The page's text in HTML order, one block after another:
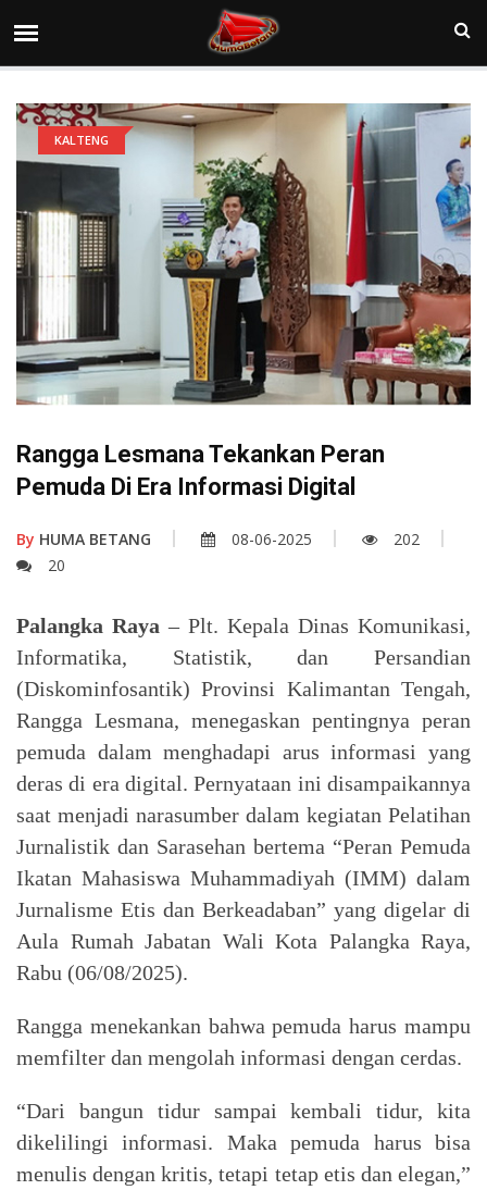
KALTENG
Rangga Lesmana Tekankan Peran
Pemuda Di Era Informasi Digital
By HUMA BETANG 08-06-2025
202
20
Palangka Raya – Plt. Kepala Dinas Komunikasi,
Informatika, Statistik, dan Persandian
(Diskominfosantik) Provinsi Kalimantan Tengah,
Rangga Lesmana, menegaskan pentingnya peran
pemuda dalam menghadapi arus informasi yang
deras di era digital. Pernyataan ini disampaikannya
saat menjadi narasumber dalam kegiatan Pelatihan
Jurnalistik dan Sarasehan bertema “Peran Pemuda
Ikatan Mahasiswa Muhammadiyah (IMM) dalam
Jurnalisme Etis dan Berkeadaban” yang digelar di
Aula Rumah Jabatan Wali Kota Palangka Raya,
Rabu (06/08/2025).
Rangga menekankan bahwa pemuda harus mampu
memfilter dan mengolah informasi dengan cerdas.
“Dari bangun tidur sampai kembali tidur, kita
dikelilingi informasi. Maka pemuda harus bisa
menulis dengan kritis, tetapi tetap etis dan elegan,”